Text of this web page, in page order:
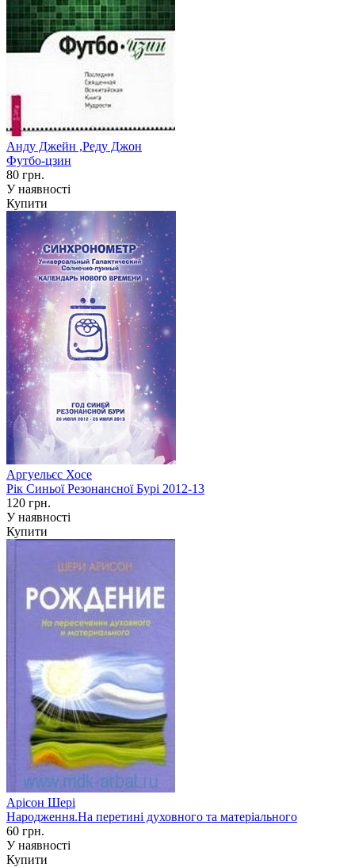
Анду Джейн ,Реду Джон
Футбо-цзин
80 грн.
У наявності
Купити
Аргуельєс Хосе
Рік Синьої Резонансної Бурі 2012-13
120 грн.
У наявності
Купити
Арісон Шері
Народження.На перетині духовного та матеріального
60 грн.
У наявності
Купити